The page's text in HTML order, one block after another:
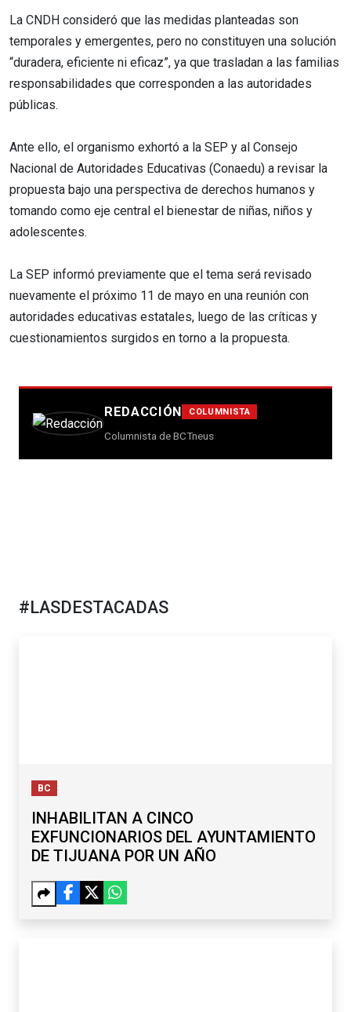
La CNDH consideró que las medidas planteadas son
temporales y emergentes, pero no constituyen una solución
“duradera, eficiente ni eficaz”, ya que trasladan a las familias
responsabilidades que corresponden a las autoridades
públicas.
Ante ello, el organismo exhortó a la SEP y al Consejo
Nacional de Autoridades Educativas (Conaedu) a revisar la
propuesta bajo una perspectiva de derechos humanos y
tomando como eje central el bienestar de niñas, niños y
adolescentes.
La SEP informó previamente que el tema será revisado
nuevamente el próximo 11 de mayo en una reunión con
autoridades educativas estatales, luego de las críticas y
cuestionamientos surgidos en torno a la propuesta.
REDACCIÓN COLUMNISTA
Columnista de BCTneus
#LASDESTACADAS
BC
INHABILITAN A CINCO
EXFUNCIONARIOS DEL AYUNTAMIENTO
DE TIJUANA POR UN AÑO